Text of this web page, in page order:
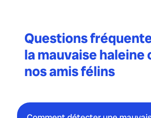
Questions
la mauvaise haleine
nos amis félins